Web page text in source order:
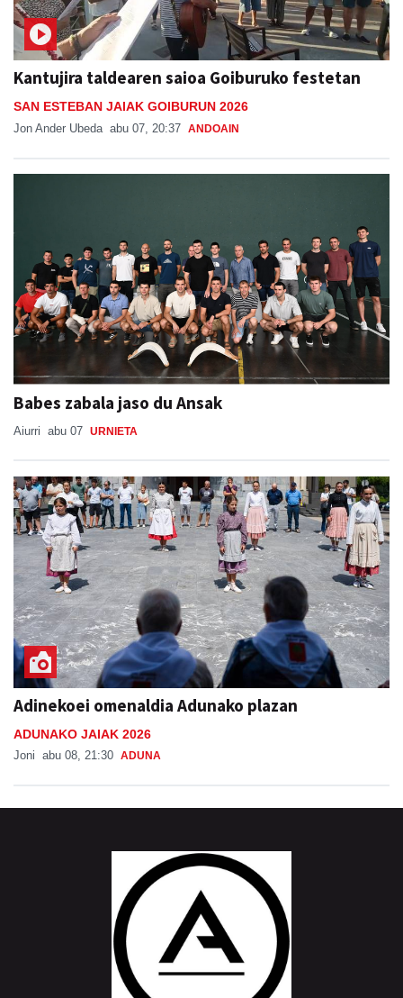
Kantujira taldearen saioa Goiburuko festetan
SAN ESTEBAN JAIAK GOIBURUN 2026
Jon Ander Ubeda abu 07, 20:37 ANDOAIN
Babes zabala jaso du Ansak
Aiurri abu 07 URNIETA
Adinekoei omenaldia Adunako plazan
ADUNAKO JAIAK 2026
Joni abu 08, 21:30 ADUNA